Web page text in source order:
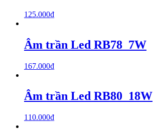
125.000₫
Âm trần Led RB78_7W
167.000₫
Âm trần Led RB80_18W
110.000₫